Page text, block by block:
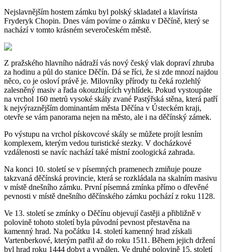
Nejslavnějším hostem zámku byl polský skladatel a klavírista
Fryderyk Chopin. Dnes vám povíme o zámku v Děčíně, který se
nachází v tomto krásném severočeském městě.
Z pražského hlavního nádraží vás nový český vlak dopraví zhruba
za hodinu a půl do stanice Děčín. Dá se říci, že si zde mnozí najdou
něco, co je osloví právě je. Milovníky přírody tu čeká rozlehlý
zalesněný masiv a řada okouzlujících vyhlídek. Pokud vystoupáte
na vrchol 160 metrů vysoké skály zvané Pastýřská stěna, která patří
k nejvýraznějším dominantám města Děčína v Ústeckém kraji,
otevře se vám panorama nejen na město, ale i na děčínský zámek.
Po výstupu na vrchol pískovcové skály se můžete projít lesním
komplexem, kterým vedou turistické stezky. V docházkové
vzdálenosti se navíc nachází také místní zoologická zahrada.
Na konci 10. století se v písemných pramenech zmiňuje pouze
takzvaná děčínská provincie, která se rozkládala na skalním masivu
v místě dnešního zámku. První písemná zmínka přímo o dřevěné
pevnosti v místě dnešního děčínského zámku pochází z roku 1128.
Ve 13. století se zmínky o Děčínu objevují častěji a přibližně v
polovině tohoto století byla původní pevnost přestavěna na
kamenný hrad. Na počátku 14. století kamenný hrad získali
Vartenberkové, kterým patřil až do roku 1511. Během jejich držení
byl hrad roku 1444 dobyt a vypálen. Ve druhé polovině 15. století